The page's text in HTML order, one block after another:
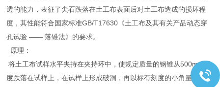
透的能力，表征了尖石跌落在土工布表面后对土工布造成的损坏程
度，其性能符合国家标准GB/T17630《土工布及其有关产品动态穿
孔试验 —— 落锥法》的要求。
原理：
将土工布试样水平夹持在夹持环中，使规定质量的钢锥从500mm高
度跌落在试样上，在试样上形成破洞，再以标有刻度的小角量锥插入